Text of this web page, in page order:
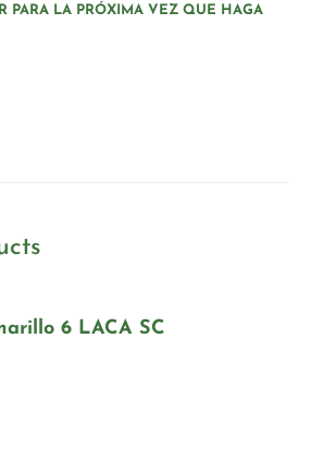
PARA LA PRÓXIMA VEZ QUE HAGA
6 LACA SC